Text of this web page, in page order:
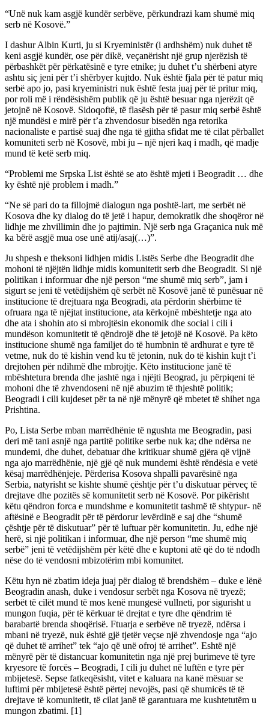
“Unë nuk kam asgjë kundër serbëve, përkundrazi kam shumë miq
serb në Kosovë.”
I dashur Albin Kurti, ju si Kryeministër (i ardhshëm) nuk duhet të
keni asgjë kundër, ose për dikë, veçanërisht një grup njerëzish të
përbashkët për përkatësinë e tyre etnike; ju duhet t’u shërbeni atyre
ashtu siç jeni për t’i shërbyer kujtdo. Nuk është fjala për të patur miq
serbë apo jo, pasi kryeministri nuk është festa juaj për të pritur miq,
por roli më i rëndësishëm publik që ju është besuar nga njerëzit që
jetojnë në Kosovë. Sidoqoftë, të flasësh për të pasur miq serbë është
një mundësi e mirë për t’a zhvendosur bisedën nga retorika
nacionaliste e partisë suaj dhe nga të gjitha sfidat me të cilat përballet
komuniteti serb në Kosovë, mbi ju – një njeri kaq i madh, që madje
mund të ketë serb miq.
“Problemi me Srpska List është se ato është mjeti i Beogradit … dhe
ky është një problem i madh.”
“Ne së pari do ta fillojmë dialogun nga poshtë-lart, me serbët në
Kosova dhe ky dialog do të jetë i hapur, demokratik dhe shoqëror në
lidhje me zhvillimin dhe jo pajtimin. Një serb nga Graçanica nuk më
ka bërë asgjë mua ose unë atij/asaj(…)”.
Ju shpesh e theksoni lidhjen midis Listës Serbe dhe Beogradit dhe
mohoni të njëjtën lidhje midis komunitetit serb dhe Beogradit. Si një
politikan i informuar dhe një person “me shumë miq serb”, jam i
sigurt se jeni të vetëdijshëm që serbët në Kosovë janë të punësuar në
institucione të drejtuara nga Beogradi, ata përdorin shërbime të
ofruara nga të njëjtat institucione, ata kërkojnë mbështetje nga ato
dhe ata i shohin ato si mbrojtësin ekonomik dhe social i cili i
mundëson komunitetit të qëndrojë dhe të jetojë në Kosovë. Pa këto
institucione shumë nga familjet do të humbnin të ardhurat e tyre të
vetme, nuk do të kishin vend ku të jetonin, nuk do të kishin kujt t’i
drejtohen për ndihmë dhe mbrojtje. Këto institucione janë të
mbështetura brenda dhe jashtë nga i njëjti Beograd, ju përpiqeni të
mohoni dhe të zhvendoseni në një abuzim të thjeshtë politik;
Beogradi i cili kujdeset për ta në një mënyrë që mbetet të shihet nga
Prishtina.
Po, Lista Serbe mban marrëdhënie të ngushta me Beogradin, pasi
deri më tani asnjë nga partitë politike serbe nuk ka; dhe ndërsa ne
mundemi, dhe duhet, debatuar dhe kritikuar shumë gjëra që vijnë
nga ajo marrëdhënie, një gjë që nuk mundemi është rëndësia e vetë
kësaj marrëdhënjeje. Përderisa Kosova shpalli pavarësinë nga
Serbia, natyrisht se kishte shumë çështje për t’u diskutuar përveç të
drejtave dhe pozitës së komunitetit serb në Kosovë. Por pikërisht
këtu qëndron forca e mundshme e komunitetit tashmë të shtypur- në
aftësinë e Beogradit për të përdorur levërdinë e saj dhe “shumë
çështje për të diskutuar” për të luftuar për komunitetin. Ju, edhe një
herë, si një politikan i informuar, dhe një person “me shumë miq
serbë” jeni të vetëdijshëm për këtë dhe e kuptoni atë që do të ndodh
nëse do të vendosni mbizotërim mbi komunitet.
Këtu hyn në zbatim ideja juaj për dialog të brendshëm – duke e lënë
Beogradin anash, duke i vendosur serbët nga Kosova në tryezë;
serbët të cilët mund të mos kenë mungesë vullneti, por sigurisht u
mungon fuqia, për të kërkuar të drejtat e tyre dhe qëndrim të
barabartë brenda shoqërisë. Ftuarja e serbëve në tryezë, ndërsa i
mbani në tryezë, nuk është gjë tjetër veçse një zhvendosje nga “ajo
që duhet të arrihet” tek “ajo që unë ofroj të arrihet”. Eshtë një
mënyrë për të distancuar komunitetin nga një prej burimeve të tyre
kryesore të forcës – Beogradi, I cili ju duhet në luftën e tyre për
mbijetesë. Sepse fatkeqësisht, vitet e kaluara na kanë mësuar se
luftimi për mbijetesë është përtej nevojës, pasi që shumicës të të
drejtave të komunitetit, të cilat janë të garantuara me kushtetutëm u
mungon zbatimi. [1]